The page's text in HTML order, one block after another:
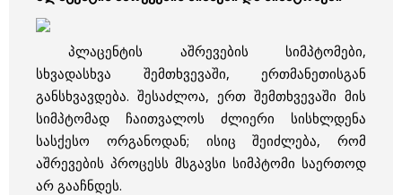
პლაცენტის აშრევების სიმპტომები,
სხვადასხვა შემთხვევაში, ერთმანეთისგან
განსხვავდება. შესაძლოა, ერთ შემთხვევაში მის
სიმპტომად ჩაითვალოს ძლიერი სისხლდენა
სასქესო ორგანოდან; ისიც შეიძლება, რომ
აშრევების პროცესს მსგავსი სიმპტომი საერთოდ
არ გააჩნდეს.